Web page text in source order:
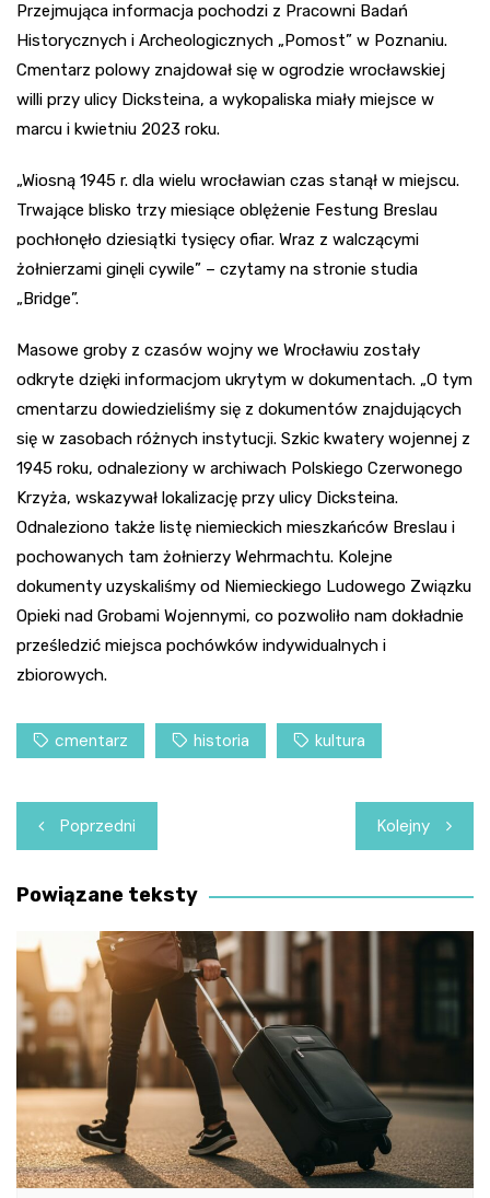
Przejmująca informacja pochodzi z Pracowni Badań
Historycznych i Archeologicznych „Pomost” w Poznaniu.
Cmentarz polowy znajdował się w ogrodzie wrocławskiej
willi przy ulicy Dicksteina, a wykopaliska miały miejsce w
marcu i kwietniu 2023 roku.
„Wiosną 1945 r. dla wielu wrocławian czas stanął w miejscu.
Trwające blisko trzy miesiące oblężenie Festung Breslau
pochłonęło dziesiątki tysięcy ofiar. Wraz z walczącymi
żołnierzami ginęli cywile” – czytamy na stronie studia
„Bridge”.
Masowe groby z czasów wojny we Wrocławiu zostały
odkryte dzięki informacjom ukrytym w dokumentach. „O tym
cmentarzu dowiedzieliśmy się z dokumentów znajdujących
się w zasobach różnych instytucji. Szkic kwatery wojennej z
1945 roku, odnaleziony w archiwach Polskiego Czerwonego
Krzyża, wskazywał lokalizację przy ulicy Dicksteina.
Odnaleziono także listę niemieckich mieszkańców Breslau i
pochowanych tam żołnierzy Wehrmachtu. Kolejne
dokumenty uzyskaliśmy od Niemieckiego Ludowego Związku
Opieki nad Grobami Wojennymi, co pozwoliło nam dokładnie
prześledzić miejsca pochówków indywidualnych i
zbiorowych.
cmentarz historia kultura
Nawigacja
wpisu
Poprzedni Kolejny
Powiązane teksty